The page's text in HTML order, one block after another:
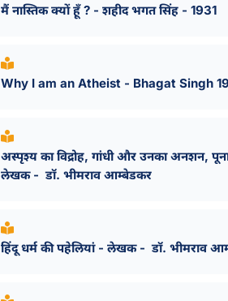
मैं नास्तिक क्यों हूँ ? - शहीद भगत सिंह - 1931
Why I am an Atheist - Bhagat Singh
अस्पृश्य का विद्रोह, गांधी और उनका अनशन,
लेखक - डॉ. भीमराव आम्बेडकर
हिंदू धर्म की पहेलियां - लेखक - डॉ. भीमराव